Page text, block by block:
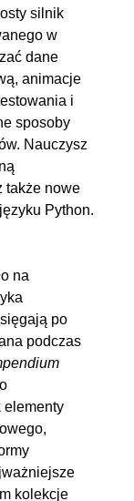
00:06:55
00:05:35
00:10:05
00:05:12
00:09:56
OGLĄDAJ »
00:09:06
00:07:10
00:04:06
00:08:02
00:02:09
silnik
w
dane
animacje
i
sposoby
Nauczysz
także nowe
Python.
na
po
podczas
elementy
kolekcje